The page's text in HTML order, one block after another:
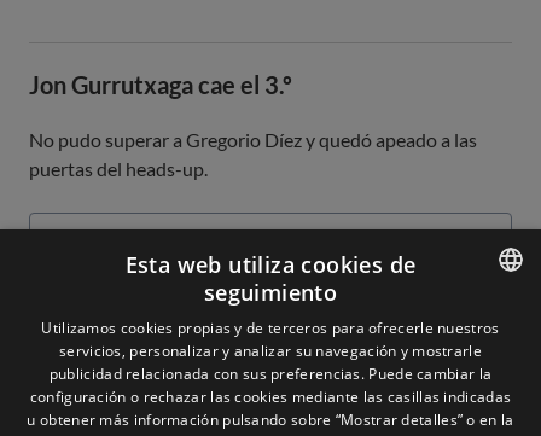
Jon Gurrutxaga cae el 3.º
No pudo superar a Gregorio Díez y quedó apeado a las
puertas del heads-up.
ENGLISH
Esta web utiliza cookies de
seguimiento
Utilizamos cookies propias y de terceros para ofrecerle nuestros
servicios, personalizar y analizar su navegación y mostrarle
publicidad relacionada con sus preferencias. Puede cambiar la
configuración o rechazar las cookies mediante las casillas indicadas
u obtener más información pulsando sobre “Mostrar detalles” o en la